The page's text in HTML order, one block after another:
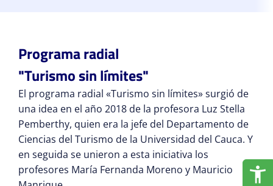
Programa radial
"Turismo sin límites"
El programa radial «Turismo sin límites» surgió de
una idea en el año 2018 de la profesora Luz Stella
Pemberthy, quien era la jefe del Departamento de
Ciencias del Turismo de la Universidad del Cauca. Y
en seguida se unieron a esta iniciativa los
profesores María Fernanda Moreno y Mauricio